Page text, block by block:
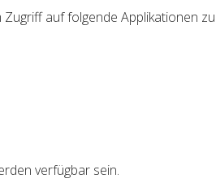
auf folgende Applikationen
verfügbar sein.